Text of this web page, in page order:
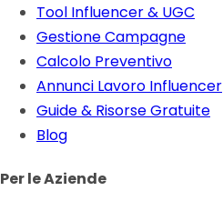
Tool Influencer & UGC
Gestione Campagne
Calcolo Preventivo
Annunci Lavoro Influencer
Guide & Risorse Gratuite
Blog
Per le Aziende